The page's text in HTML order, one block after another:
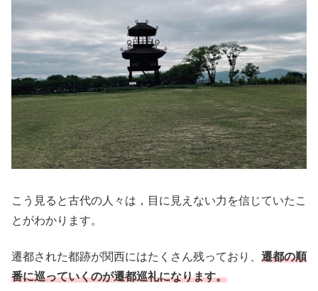
こう見ると古代の人々は，目に見えない力を信じていたこ
とがわかります。
遷都された都跡が関西にはたくさん残っており、 遷都の順
番に巡っていくのが遷都巡礼になります。